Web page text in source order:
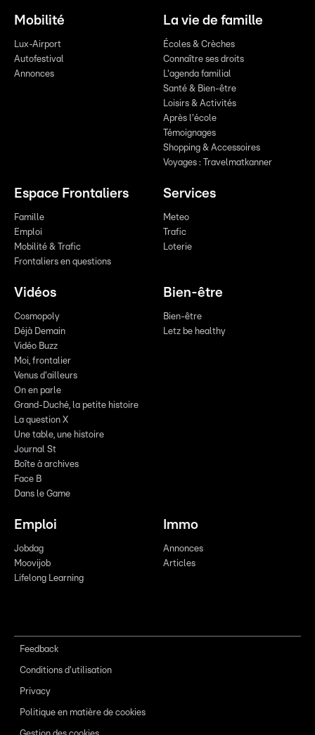
Mobilité
Lux-Airport
Autofestival
Annonces
La vie de famille
Écoles & Crèches
Connaître ses droits
L'agenda familial
Santé & Bien-être
Loisirs & Activités
Après l'école
Témoignages
Shopping & Accessoires
Voyages : Travelmatkanner
Espace Frontaliers
Famille
Emploi
Mobilité & Trafic
Frontaliers en questions
Services
Meteo
Trafic
Loterie
Vidéos
Cosmopoly
Déjà Demain
Vidéo Buzz
Moi, frontalier
Venus d'ailleurs
On en parle
Grand-Duché, la petite histoire
La question X
Une table, une histoire
Journal St
Boîte à archives
Face B
Dans le Game
Bien-être
Bien-être
Letz be healthy
Emploi
Jobdag
Moovijob
Lifelong Learning
Immo
Annonces
Articles
Feedback
Conditions d'utilisation
Privacy
Politique en matière de cookies